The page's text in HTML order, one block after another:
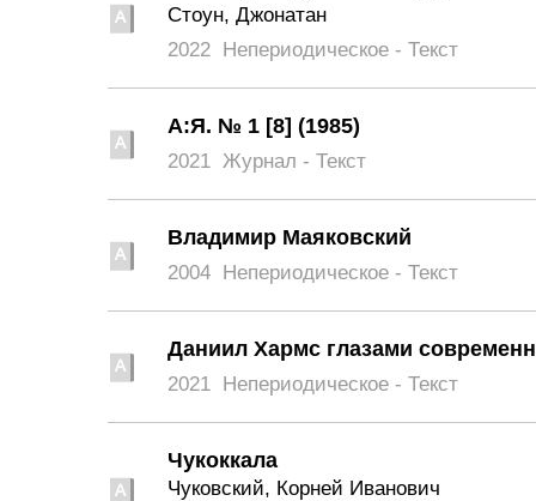
Стоун, Джонатан
2022 Непериодическое - Текст
А:Я. № 1 [8] (1985)
2021 Журнал - Текст
Владимир Маяковский
2004 Непериодическое - Текст
Даниил Хармс глазами
2021 Непериодическое - Текст
Чукоккала
Чуковский, Корней Иванович